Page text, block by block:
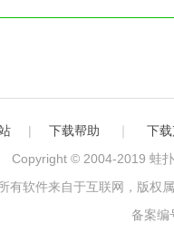
| 下载帮助 下载
Copyright © 2004-2019 蛙
有软件来自于互联网，版权
备案编